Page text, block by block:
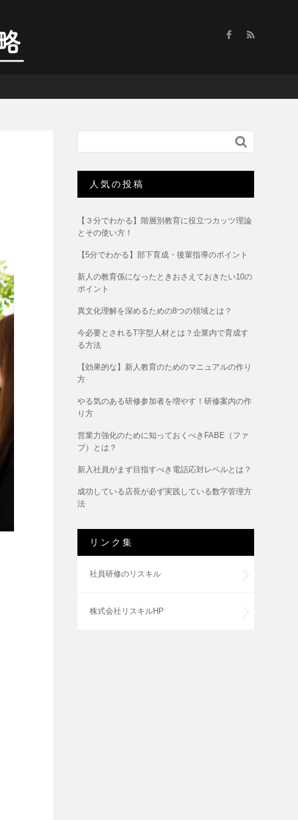

人気の投稿
【３分でわかる】階層別教育に役立つカッツ理論
とその使い方！
【5分でわかる】部下育成・後輩指導のポイント
新人の教育係になったときおさえておきたい10の
ポイント
異文化理解を深めるための8つの領域とは？
今必要とされるT字型人材とは？企業内で育成す
る方法
【効果的な】新人教育のためのマニュアルの作り
方
やる気のある研修参加者を増やす！研修案内の作
り方
営業力強化のために知っておくべきFABE（ファ
ブ）とは？
新入社員がまず目指すべき電話応対レベルとは？
成功している店長が必ず実践している数字管理方
法
リンク集
社員研修のリスキル
株式会社リスキルHP